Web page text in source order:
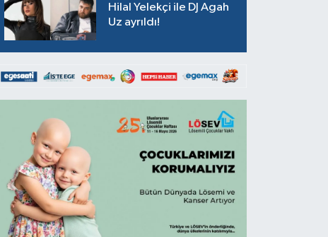
Hilal Yelekçi ile DJ Agah
Uz ayrıldı!